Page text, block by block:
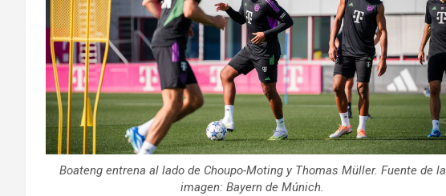
Boateng entrena al lado de Choupo-Moting y Thomas Müller. Fuente de la
imagen: Bayern de Múnich.